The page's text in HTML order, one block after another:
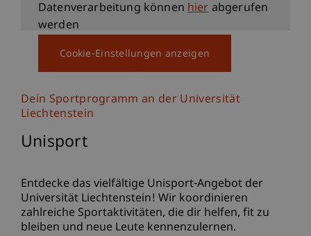
Datenverarbeitung könnenhierabgerufen
werden
Cookie-Einstellungen anzeigen
Dein Sportprogramm an der Universität
Liechtenstein
Unisport
Entdecke das vielfältige Unisport-Angebot der
Universität Liechtenstein! Wir koordinieren
zahlreiche Sportaktivitäten, die dir helfen, fit zu
bleiben und neue Leute kennenzulernen.